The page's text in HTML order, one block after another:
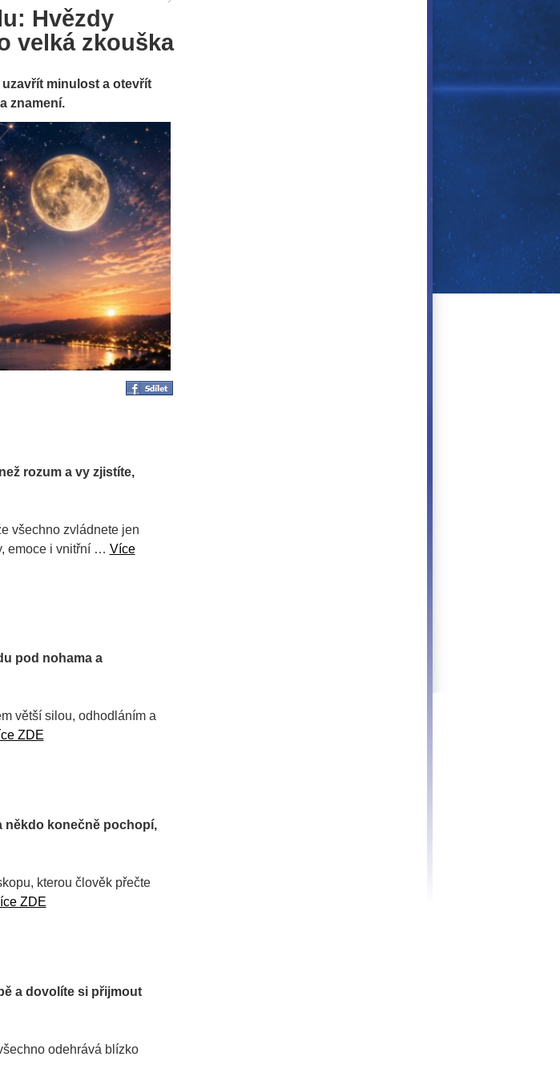
Hvězdy
velká zkouška
minulost a otevřít
znamení.
rozum a vy zjistíte,
všechno zvládnete jen
emoce i vnitřní … Více
pod nohama a
větší silou, odhodláním a
ZDE
někdo konečně pochopí,
kterou člověk přečte
ZDE
a dovolíte si přijmout
odehrává blízko